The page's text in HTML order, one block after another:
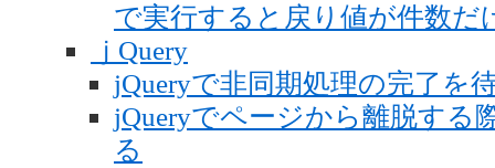
で実行すると戻り値が件数だ
ｊQuery
jQueryで非同期処理の完了を
jQueryでページから離脱する
る